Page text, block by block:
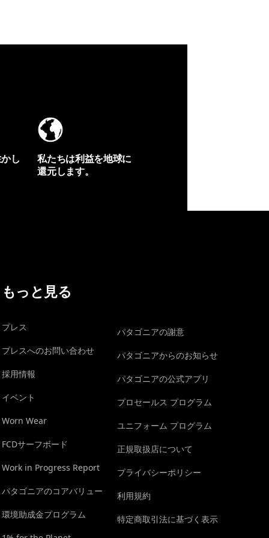
し
私たちは利益を地球に
還元します。
もっと見る
プレス
プレスへのお問い合わせ
採用情報
イベント
Worn Wear
FCDサーフボード
Work in Progress Report
パタゴニアのコアバリュー
環境助成金プログラム
パタゴニアの謝意
パタゴニアからのお知らせ
パタゴニアの公式アプリ
プロセールス プログラム
ユニフォーム プログラム
正規取扱店について
プライバシーポリシー
利用規約
特定商取引法に基づく表示